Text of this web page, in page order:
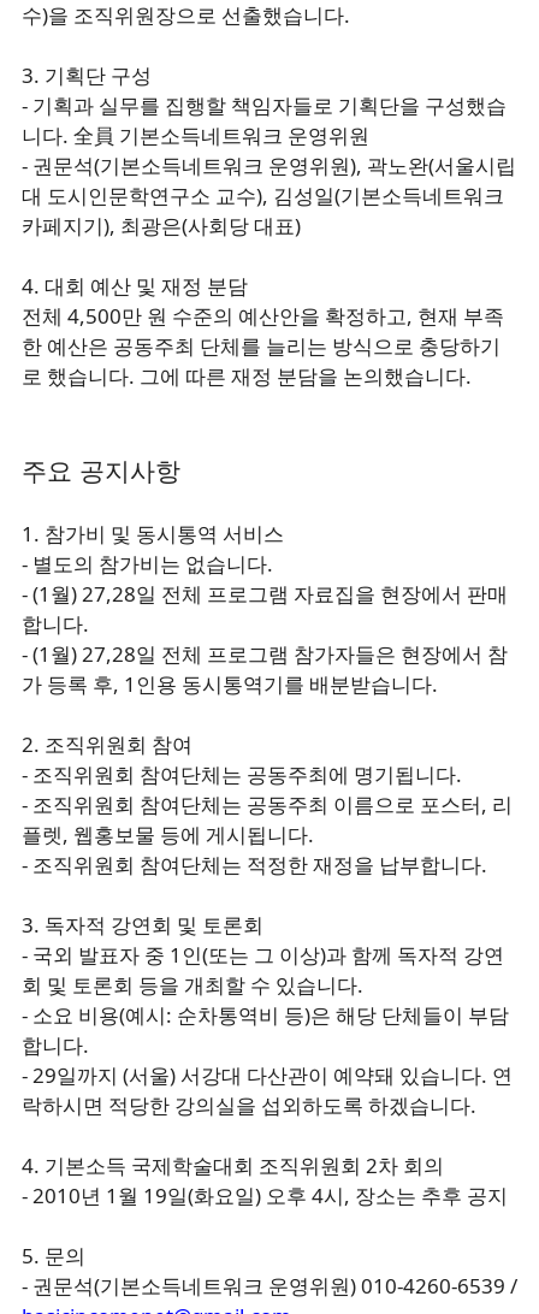
수)을 조직위원장으로 선출했습니다.
3. 기획단 구성
- 기획과 실무를 집행할 책임자들로 기획단을 구성했습
니다. 全員 기본소득네트워크 운영위원
- 권문석(기본소득네트워크 운영위원), 곽노완(서울시립
대 도시인문학연구소 교수), 김성일(기본소득네트워크
카페지기), 최광은(사회당 대표)
4. 대회 예산 및 재정 분담
전체 4,500만 원 수준의 예산안을 확정하고, 현재 부족
한 예산은 공동주최 단체를 늘리는 방식으로 충당하기
로 했습니다. 그에 따른 재정 분담을 논의했습니다.
주요 공지사항
1. 참가비 및 동시통역 서비스
- 별도의 참가비는 없습니다.
- (1월) 27,28일 전체 프로그램 자료집을 현장에서 판매
합니다.
- (1월) 27,28일 전체 프로그램 참가자들은 현장에서 참
가 등록 후, 1인용 동시통역기를 배분받습니다.
2. 조직위원회 참여
- 조직위원회 참여단체는 공동주최에 명기됩니다.
- 조직위원회 참여단체는 공동주최 이름으로 포스터, 리
플렛, 웹홍보물 등에 게시됩니다.
- 조직위원회 참여단체는 적정한 재정을 납부합니다.
3. 독자적 강연회 및 토론회
- 국외 발표자 중 1인(또는 그 이상)과 함께 독자적 강연
회 및 토론회 등을 개최할 수 있습니다.
- 소요 비용(예시: 순차통역비 등)은 해당 단체들이 부담
합니다.
- 29일까지 (서울) 서강대 다산관이 예약돼 있습니다. 연
락하시면 적당한 강의실을 섭외하도록 하겠습니다.
4. 기본소득 국제학술대회 조직위원회 2차 회의
- 2010년 1월 19일(화요일) 오후 4시, 장소는 추후 공지
5. 문의
- 권문석(기본소득네트워크 운영위원) 010-4260-6539 /